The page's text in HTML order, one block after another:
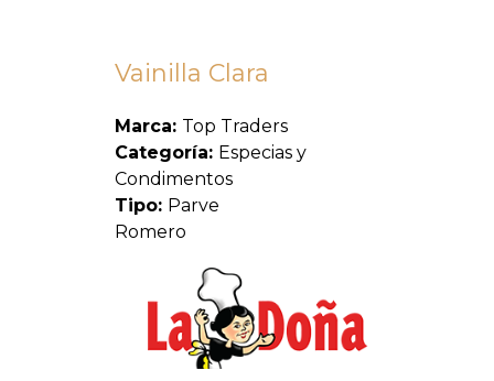
Vainilla Clara
Marca: Top Traders
Categoría: Especias y
Condimentos
Tipo: Parve
Romero